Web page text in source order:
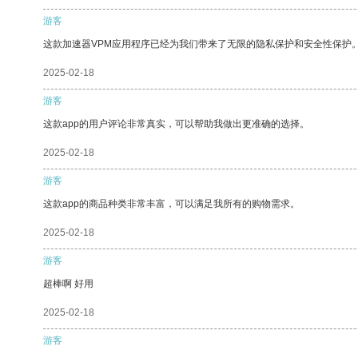
游客
这款加速器VPM应用程序已经为我们带来了无限的隐私保护和安全性保护
2025-02-18
游客
这款app的用户评论非常真实，可以帮助我做出更准确的选择。
2025-02-18
游客
这款app的商品种类非常丰富，可以满足我所有的购物需求。
2025-02-18
游客
超棒啊 好用
2025-02-18
游客